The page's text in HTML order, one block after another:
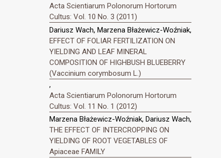
Acta Scientiarum Polonorum Hortorum
Cultus: Vol. 10 No. 3 (2011)
Dariusz Wach, Marzena Błażewicz-Woźniak,
EFFECT OF FOLIAR FERTILIZATION ON
YIELDING AND LEAF MINERAL
COMPOSITION OF HIGHBUSH BLUEBERRY
(Vaccinium corymbosum L.)
,
Acta Scientiarum Polonorum Hortorum
Cultus: Vol. 11 No. 1 (2012)
Marzena Błażewicz-Woźniak, Dariusz Wach,
THE EFFECT OF INTERCROPPING ON
YIELDING OF ROOT VEGETABLES OF
Apiaceae FAMILY